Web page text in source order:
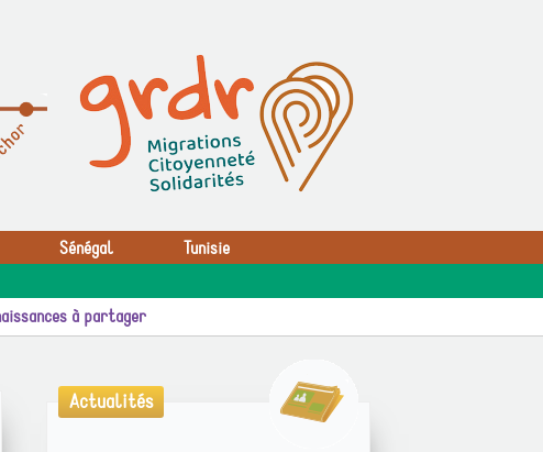
Sénégal Tunisie
à partager
Actualités